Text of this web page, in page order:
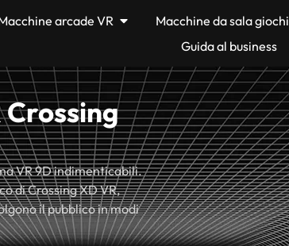
arcade VR Macchine da sala giochi
Guida al business
VR 9D indimenticabili.
di Crossing XD VR,
il pubblico in modi